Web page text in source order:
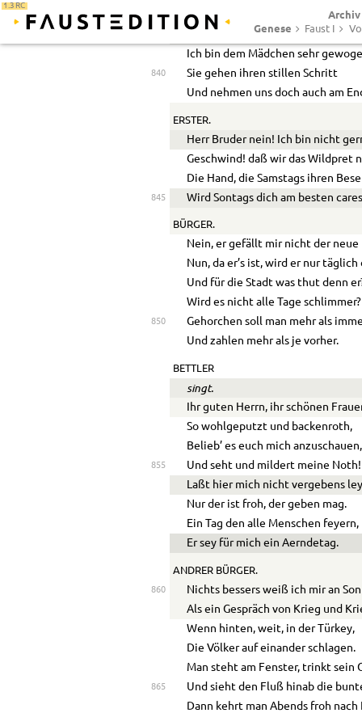
1.3 RC
Archiv
Genese
Faust I
Sie sind gar niedlich angezogen,
’s ist meine Nachbarin dabey;
Ich bin dem Mädchen sehr
840
Sie gehen ihren stillen Schritt
Und nehmen uns doch auch am
ERSTER.
Herr Bruder nein! Ich bin nicht
Geschwind! daß wir das Wildpret
Die Hand, die Samstags ihren
845 Wird Sontags dich am besten
BÜRGER.
Nein, er gefällt mir nicht der
Nun, da er’s ist, wird er nur
Und für die Stadt was thut denn
Wird es nicht alle Tage schlimmer?
850
Gehorchen soll man mehr als
Und zahlen mehr als je vorher.
BETTLER
singt.
Ihr guten Herrn, ihr schönen
So wohlgeputzt und backenroth,
Belieb’ es euch mich anzuschauen,
855
Und seht und mildert meine Noth!
Laßt hier mich nicht vergebens
Nur der ist froh, der geben mag.
Ein Tag den alle Menschen feyern,
Er sey für mich ein Aerndetag.
ANDRER BÜRGER.
860
Nichts bessers weiß ich mir an
Als ein Gespräch von Krieg und
Wenn hinten, weit, in der Türkey,
Die Völker auf einander schlagen.
Man steht am Fenster, trinkt sein
865
Und sieht den Fluß hinab die
Dann kehrt man Abends froh nach